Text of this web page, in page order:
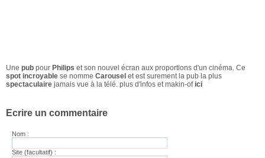
Une pub pour Philips et son nouvel écran aux proportions d'un cinéma. Ce
spot incroyable se nomme Carousel et est surement la pub la plus
spectaculaire jamais vue à la télé. plus d'infos et makin-of ici
Ecrire un commentaire
Nom :
Site (facultatif) :